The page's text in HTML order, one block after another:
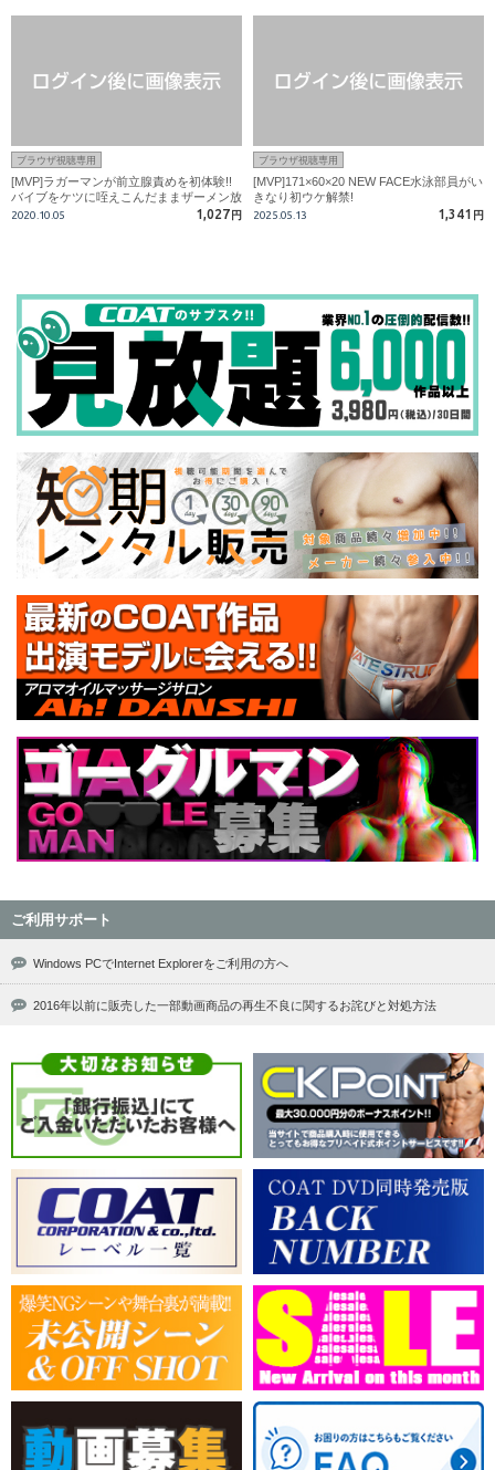
ブラウザ視聴専用
[MVP]ラガーマンが前立腺責めを初体験!!
バイブをケツに咥えこんだままザーメン放
出!!
2020.10.05 1,027 円
ブラウザ視聴専用
[MVP]171×60×20 NEW FACE水泳部員がい
きなり初ウケ解禁!
2025.05.13 1,341 円
ご利用サポート
Windows PCでInternet Explorerをご利用の方へ
2016年以前に販売した一部動画商品の再生不良に関するお詫びと対処方法